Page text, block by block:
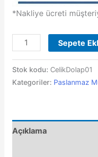
*Nakliye ücreti
Malzeme
Dolabı
Paslanmaz
-
Sepete
Stok kodu: CelikDolap01
Kategoriler: Paslanmaz
Açıklama